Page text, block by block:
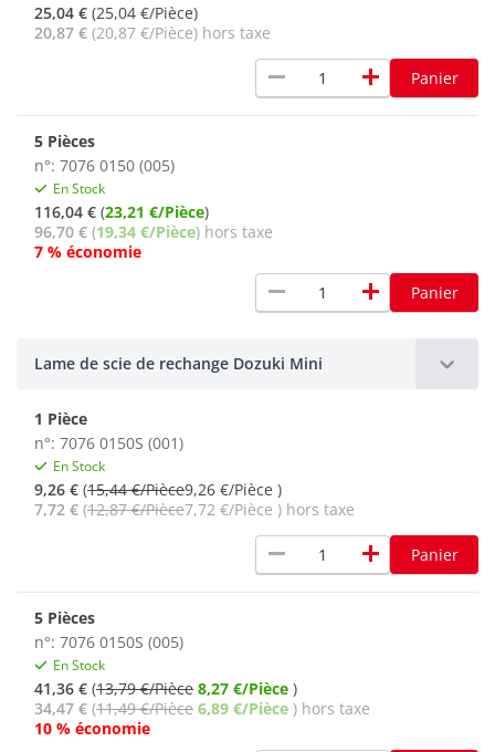
25,04 € (25,04 €/Pièce)
20,87 € (20,87 €/Pièce) hors taxe
remove add Panier
5 Pièces
n°: 7076 0150 (005)
En Stock
116,04 € (23,21 €/Pièce)
96,70 € (19,34 €/Pièce) hors taxe
7 % économie
remove add Panier
Lame de scie de rechange Dozuki Mini
1 Pièce
n°: 7076 0150S (001)
En Stock
9,26 € (15,44 €/Pièce9,26 €/Pièce )
7,72 € (12,87 €/Pièce7,72 €/Pièce ) hors taxe
remove add Panier
5 Pièces
n°: 7076 0150S (005)
En Stock
41,36 € (13,79 €/Pièce 8,27 €/Pièce )
34,47 € (11,49 €/Pièce 6,89 €/Pièce ) hors taxe
10 % économie